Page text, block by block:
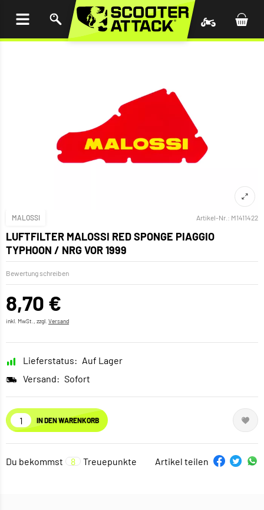
MALOSSI Artikel-Nr.: M1411422
LUFTFILTER MALOSSI RED SPONGE PIAGGIO
TYPHOON / NRG VOR 1999
Bewertung schreiben
8,70 €
inkl. MwSt., zzgl. Versand
Lieferstatus: Auf Lager
Versand: Sofort
IN DEN WARENKORB
Du bekommst 8 Treuepunkte Artikel teilen